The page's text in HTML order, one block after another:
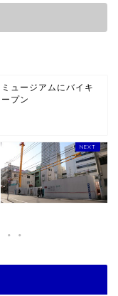
ュージアムにバイキ
プン